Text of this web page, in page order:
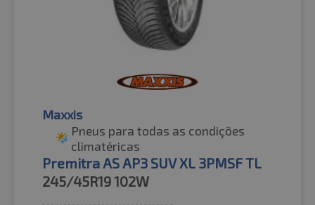
Maxxis
Pneus para todas as condições
climatéricas
Premitra AS AP3 SUV XL 3PMSF TL
245/45R19102W